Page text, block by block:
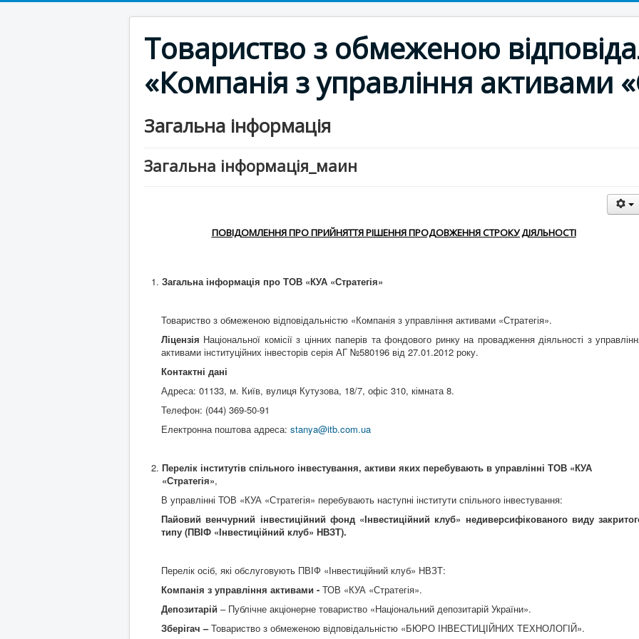
Товариство з обмеженою
«Компанія з управління активами
Загальна інформація
Загальна інформація_маин
ПОВІДОМЛЕННЯПРО ПРИЙНЯТТЯ РІШЕННЯ ПРОДОВЖЕННЯ СТРОКУ ДІЯЛЬНОСТІ
Загальна інформація про ТОВ «КУА «Стратегія»
Товариство з обмеженою відповідальністю «Компанія з управління активами «Стратегія».
Ліцензія Національної комісії з цінних паперів та фондового ринку на провадження діяльності з
активами інституційних інвесторів серія АГ №580196 від 27.01.2012 року.
Контактні дані
Адреса: 01133, м. Київ, вулиця Кутузова, 18/7, офіс 310, кімната 8.
Телефон: (044) 369-50-91
Електронна поштова адреса: stanya@itb.com.ua
Перелік інститутів спільного інвестування, активи яких перебувають в управлінні ТОВ «КУА
«Стратегія»,
В управлінні ТОВ «КУА «Стратегія» перебувають наступні інститути спільного інвестування:
Пайовий венчурний інвестиційний фонд «Інвестиційний клуб» недиверсифікованого виду
типу (ПВІФ «Інвестиційний клуб» НВЗТ).
Перелік осіб, які обслуговують ПВІФ «Інвестиційний клуб» НВЗТ:
Компанія з управління активами - ТОВ «КУА «Стратегія».
Депозитарій – Публічне акціонерне товариство «Національний депозитарій України».
Зберігач –Товариство з обмеженою відповідальністю «БЮРО ІНВЕСТИЦІЙНИХ ТЕХНОЛОГІЙ».